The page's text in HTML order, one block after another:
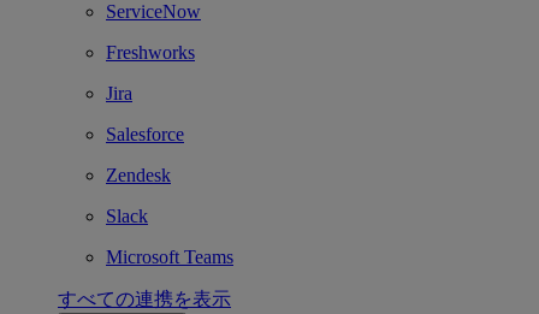
ServiceNow
Freshworks
Jira
Salesforce
Zendesk
Slack
Microsoft Teams
すべての連携を表示